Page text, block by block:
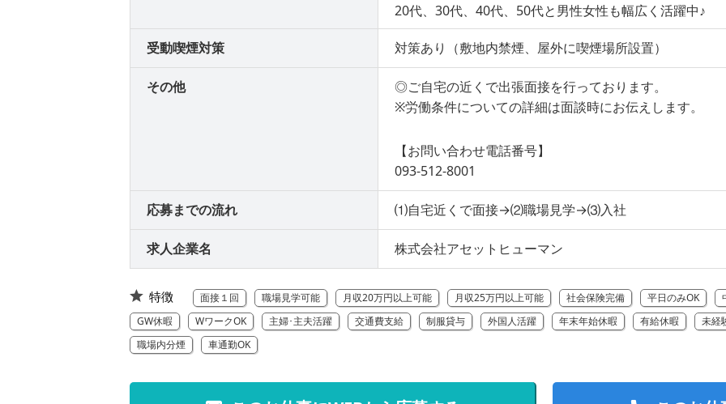
20代、30代、40代、50代と男性女性も幅広く活躍中♪
受動喫煙対策 対策あり（敷地内禁煙、屋外に喫煙場所設置）
その他
◎ご自宅の近くで出張面接を行っております。
※労働条件についての詳細は面談時にお伝えします。
【お問い合わせ電話番号】
093-512-8001
応募までの流れ ⑴自宅近くで面接→⑵職場見学→⑶入社
求人企業名 株式会社アセットヒューマン
特徴 面接１回 職場見学可能 月収20万円以上可能 月収25万円以上可能 社会保険完備 平日のみOK
GW休暇
WワークOK 主婦･主夫活躍 交通費支給 制服貸与 外国人活躍 年末年始休暇 有給休暇
未経
職場内分煙
車通勤OK